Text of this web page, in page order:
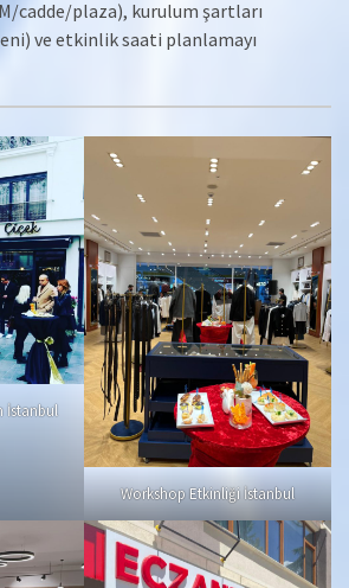
cadde/plaza), kurulum şartları
ve etkinlik saati planlamayı
İstanbul
Workshop Etkinliği İstanbul